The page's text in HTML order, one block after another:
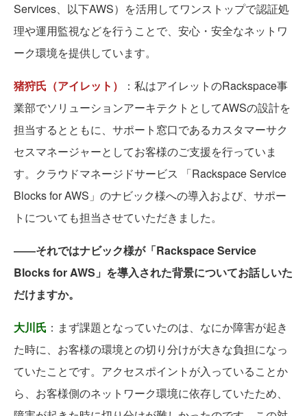
Services、以下AWS）を活用してワンストップで認証処
理や運用監視などを行うことで、安心・安全なネットワ
ーク環境を提供しています。
猪狩氏（アイレット）
：私はアイレットのRackspace事
業部でソリューションアーキテクトとしてAWSの設計を
担当するとともに、サポート窓口であるカスタマーサク
セスマネージャーとしてお客様のご支援を行っていま
す。クラウドマネージドサービス 「Rackspace Service
Blocks for AWS」のナビック様への導入および、サポー
トについても担当させていただきました。
――それではナビック様が「Rackspace Service
Blocks for AWS」を導入された背景についてお話しいた
だけますか。
大川氏 ：まず課題となっていたのは、なにか障害が起き
た時に、お客様の環境との切り分けが大きな負担になっ
ていたことです。アクセスポイントが入っていることか
ら、お客様側のネットワーク環境に依存していたため、